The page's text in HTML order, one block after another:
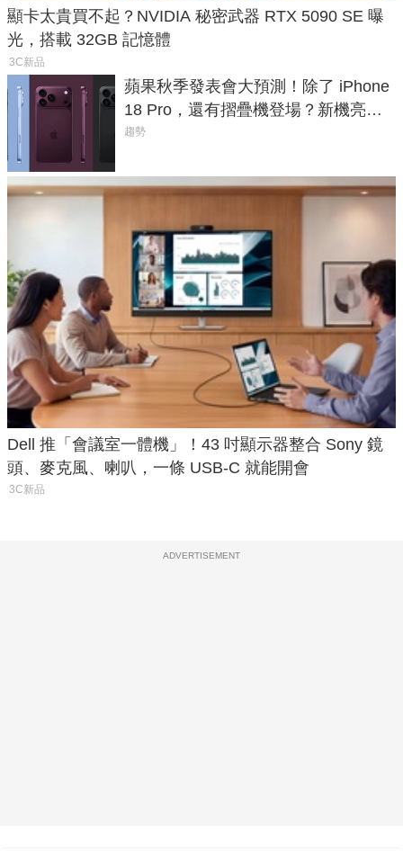
顯卡太貴買不起？NVIDIA 秘密武器 RTX 5090 SE 曝
光，搭載 32GB 記憶體
3C新品
蘋果秋季發表會大預測！除了 iPhone
18 Pro，還有摺疊機登場？新機亮點
預測一次看
趨勢
Dell 推「會議室一體機」！43 吋顯示器整合 Sony 鏡
頭、麥克風、喇叭，一條 USB-C 就能開會
3C新品
ADVERTISEMENT